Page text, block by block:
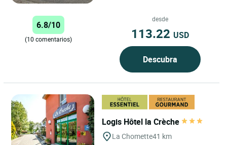
6.8/10
(10 comentarios)
desde
113.22 USD
Descubra
Logis Hôtel la Crèche
La Chomette41 km